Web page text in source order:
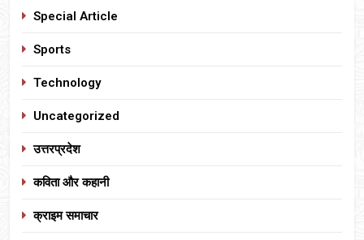
Special Article
Sports
Technology
Uncategorized
उत्तरप्रदेश
कविता और कहानी
क्राइम समाचार